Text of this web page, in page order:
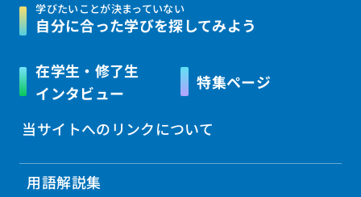
学びたいことが決まっていない
自分に合った学びを探してみよう
在学生・修了生
インタビュー
特集ページ
当サイトへのリンクについて
用語解説集